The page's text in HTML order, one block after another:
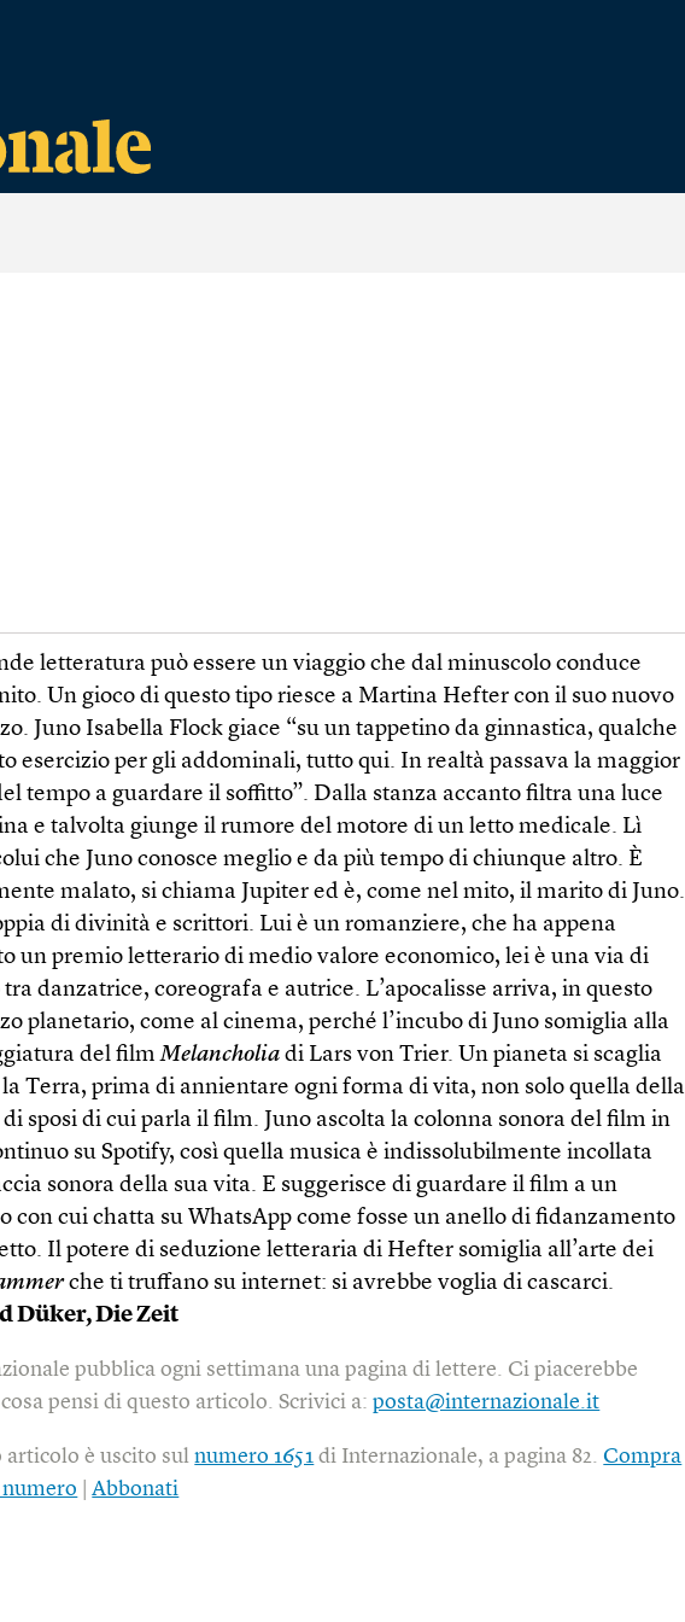
letteratura può essere un viaggio che dal minuscolo conduce
Un gioco di questo tipo riesce a Martina Hefter con il suo nuovo
Juno Isabella Flock giace “su un tappetino da ginnastica, qualche
esercizio per gli addominali, tutto qui. In realtà passava la maggior
tempo a guardare il soffitto”. Dalla stanza accanto filtra una luce
e talvolta giunge il rumore del motore di un letto medicale. Lì
che Juno conosce meglio e da più tempo di chiunque altro. È
malato, si chiama Jupiter ed è, come nel mito, il marito di Juno.
di divinità e scrittori. Lui è un romanziere, che ha appena
un premio letterario di medio valore economico, lei è una via di
tra danzatrice, coreografa e autrice. L’apocalisse arriva, in questo
planetario, come al cinema, perché l’incubo di Juno somiglia alla
del filmMelancholia di Lars von Trier. Un pianeta si scaglia
Terra, prima di annientare ogni forma di vita, non solo quella della
di sposi di cui parla il film. Juno ascolta la colonna sonora del film in
su Spotify, così quella musica è indissolubilmente incollata
sonora della sua vita. E suggerisce di guardare il film a un
con cui chatta su WhatsApp come fosse un anello di fidanzamento
Il potere di seduzione letteraria di Hefter somiglia all’arte dei
che ti truffano su internet: si avrebbe voglia di cascarci.
Düker, Die Zeit
pubblica ogni settimana una pagina di lettere. Ci piacerebbe
cosa pensi di questo articolo. Scrivici a:posta@internazionale.it
articolo è uscito sulnumero 1651 di Internazionale, a pagina 82.Compra
|Abbonati